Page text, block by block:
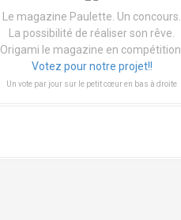
Le magazine Paulette. Un concours.
La possibilité de réaliser son rêve.
Origami le magazine en compétition.
Votez pour notre projet!!
Un vote par jour sur le petit cœur en bas à droite